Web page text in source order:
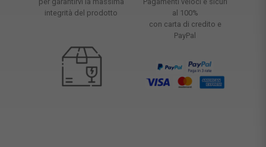
integrità del prodotto
al 100%
con carta di credito e
PayPal